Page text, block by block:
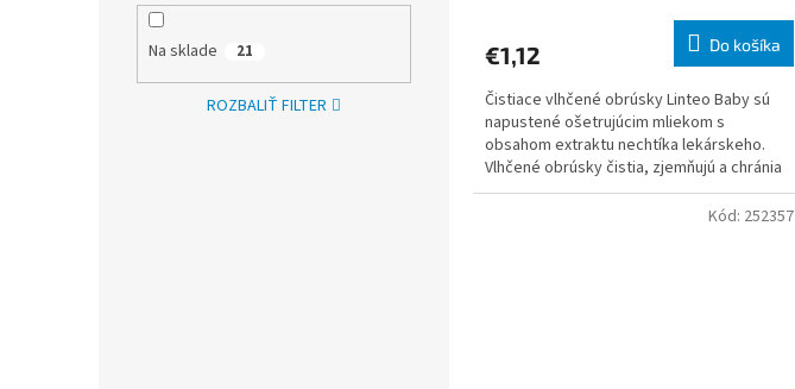
Na sklade 21
ROZBALIŤ FILTER
€1,12 Do košíka
Čistiace vlhčené obrúsky Linteo Baby sú
napustené ošetrujúcim mliekom s
obsahom extraktu nechtíka lekárskeho.
Vlhčené obrúsky čistia, zjemňujú a chránia
pokožku pred vznikom zapare
Kód: 252357